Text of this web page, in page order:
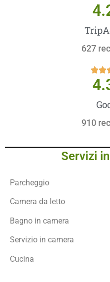
627
910
Servizi
Parcheggio
Camera da letto
Bagno in camera
Servizio in camera
Cucina